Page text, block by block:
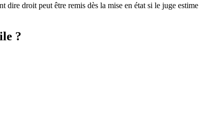
dire droit peut être remis dès la mise en état si le juge estime
?